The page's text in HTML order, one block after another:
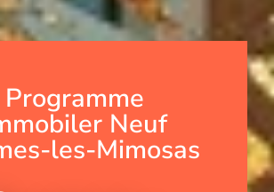
Programme
Neuf
les-Mimosas